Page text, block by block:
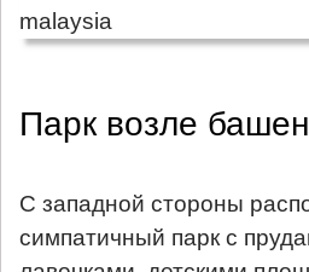
Парк возле
С западной стороны
симпатичный парк с